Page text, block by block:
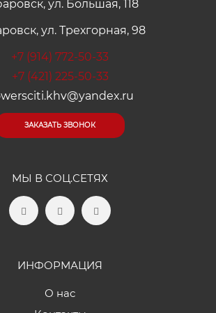
ул. Большая, 118
ул. Трехгорная, 98
+7 (914) 772-50-33
+7 (421) 225-50-33
ЗАКАЗАТЬ ЗВОНОК
МЫ В СОЦ.СЕТЯХ
ИНФОРМАЦИЯ
О нас